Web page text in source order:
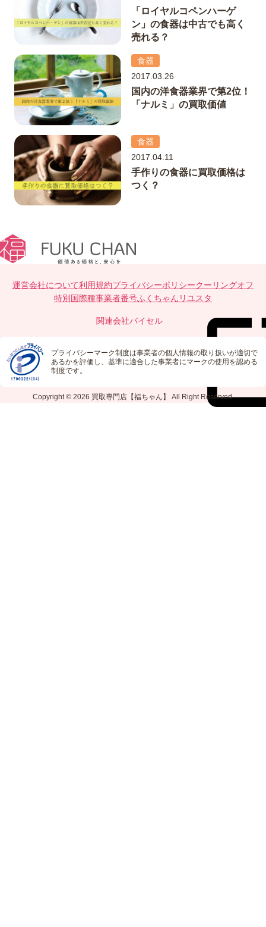
「ロイヤルコペンハーゲ
ン」の食器は中古でも高く
売れる？
食器
2017.03.26
国内の洋食器業界で第2位！
「ナルミ」の買取価値
食器
2017.04.11
手作りの食器に買取価格は
つく？
運営会社について利用規約プライバシーポリシークーリングオフ
特別国際種事業者番号ふくちゃんリユスタ
関連会社バイセル
プライバシーマーク制度は事業者の個人情報の取り扱いが適切で
あるかを評価し、基準に適合した事業者にマークの使用を認める
制度です。
Copyright © 2026 買取専門店【福ちゃん】 All Right Reserved.